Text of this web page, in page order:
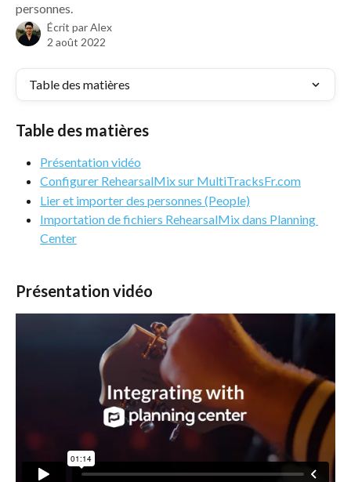
personnes.
Écrit parAlex
2 août 2022
Table des matières
Table des matières
Présentation vidéo
Configurer RehearsalMix sur MultiTracksFr.com
Lier et importer des personnes (People)
Importation de fichiers RehearsalMix dans Planning
Center
Présentation vidéo